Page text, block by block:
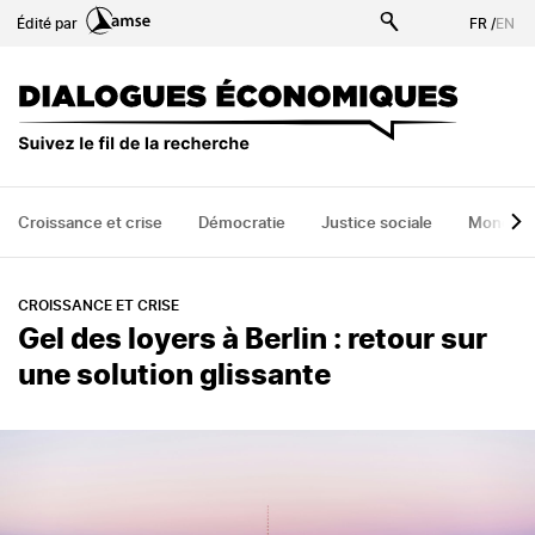
au
FR /EN
Édité par
Croissance et crise Démocratie Justice sociale Monde
CROISSANCE ET CRISE
Gel des loyers à Berlin : retour sur
une solution glissante